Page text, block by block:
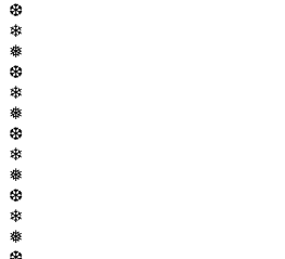
❆
❄
❅
❆
❄
❅
❆
❄
❅
❆
❄
❅